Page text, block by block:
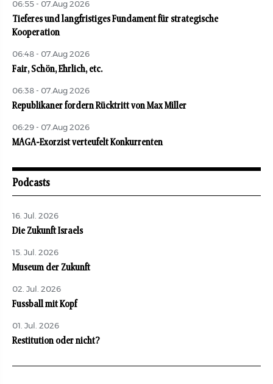
06:55 - 07.Aug 2026
Tieferes und langfristiges Fundament für strategische
Kooperation
06:48 - 07.Aug 2026
Fair, Schön, Ehrlich, etc.
06:38 - 07.Aug 2026
Republikaner fordern Rücktritt von Max Miller
06:29 - 07.Aug 2026
MAGA-Exorzist verteufelt Konkurrenten
Podcasts
16. Jul. 2026
Die Zukunft Israels
15. Jul. 2026
Museum der Zukunft
02. Jul. 2026
Fussball mit Kopf
01. Jul. 2026
Restitution oder nicht?